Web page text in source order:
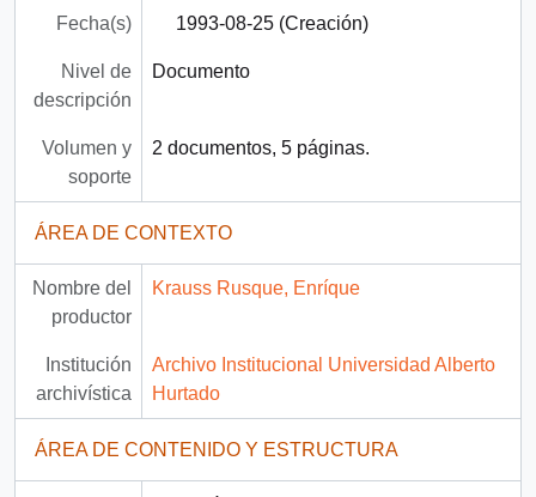
Fecha(s) 1993-08-25 (Creación)
Nivel de
descripción
Documento
Volumen y
soporte
2 documentos, 5 páginas.
ÁREA DE CONTEXTO
Nombre del
productor
Krauss Rusque, Enríque
Institución
archivística
Archivo Institucional Universidad Alberto
Hurtado
ÁREA DE CONTENIDO Y ESTRUCTURA